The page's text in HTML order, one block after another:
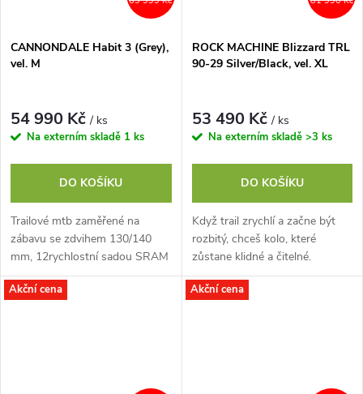
CANNONDALE Habit 3 (Grey),
vel. M
54 990 Kč/ ks
Na externím skladě 1 ks
DO KOŠÍKU
Trailové mtb zaměřené na
zábavu se zdvihem 130/140
mm, 12rychlostní sadou SRAM
NX Eagle, 4pístkovými brzdami
G2 R a vidlicí Pike Select
ROCK MACHINE Blizzard TRL
90-29 Silver/Black, vel. XL
53 490 Kč/ ks
Na externím skladě >3 ks
DO KOŠÍKU
Když trail zrychlí a začne být
rozbitý, chceš kolo, které
zůstane klidné a čitelné.
Blizzard TRL 90-29 stojí na
Trail Advanced Geometry a
Akční cena Akční cena